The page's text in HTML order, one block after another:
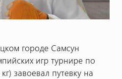
городе Самсун
игр турнире по
завоевал путевку на